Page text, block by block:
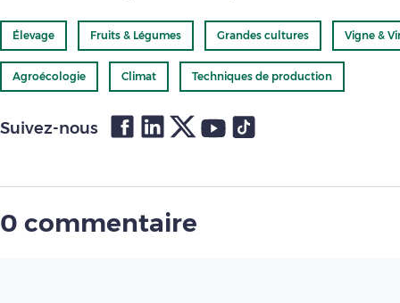
Élevage Fruits & Légumes Grandes cultures Vigne &
Agroécologie Climat Techniques de production
Suivez-nous
0 commentaire